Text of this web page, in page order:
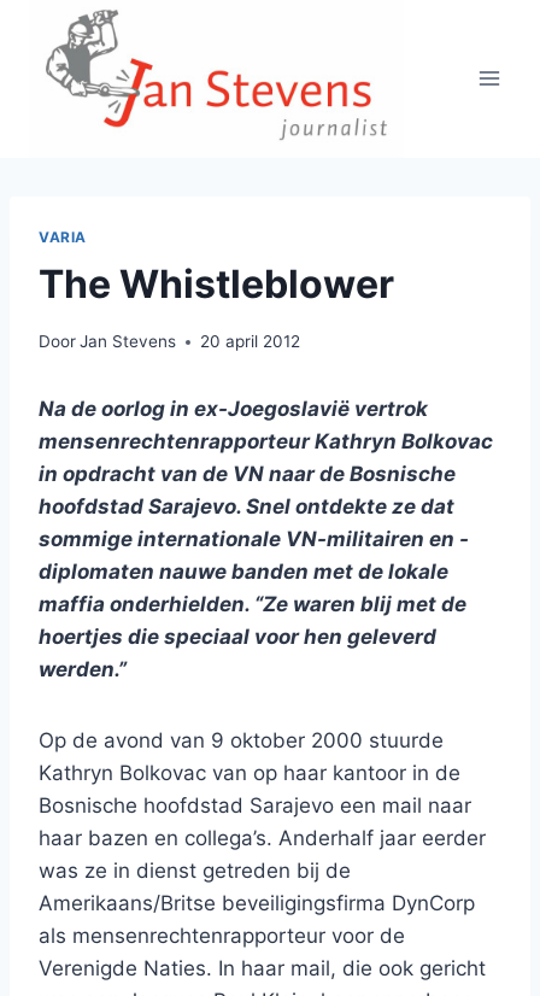
Doorgaan
inhoud
VARIA
The Whistleblower
DoorJan Stevens 20 april 2012
Na de oorlog in ex-Joegoslavië vertrok
mensenrechtenrapporteur Kathryn Bolkovac
in opdracht van de VN naar de Bosnische
hoofdstad Sarajevo. Snel ontdekte ze dat
sommige internationale VN-militairen en -
diplomaten nauwe banden met de lokale
maffia onderhielden. “Ze waren blij met de
hoertjes die speciaal voor hen geleverd
werden.”
Op de avond van 9 oktober 2000 stuurde
Kathryn Bolkovac van op haar kantoor in de
Bosnische hoofdstad Sarajevo een mail naar
haar bazen en collega’s. Anderhalf jaar eerder
was ze in dienst getreden bij de
Amerikaans/Britse beveiligingsfirma DynCorp
als mensenrechtenrapporteur voor de
Verenigde Naties. In haar mail, die ook gericht